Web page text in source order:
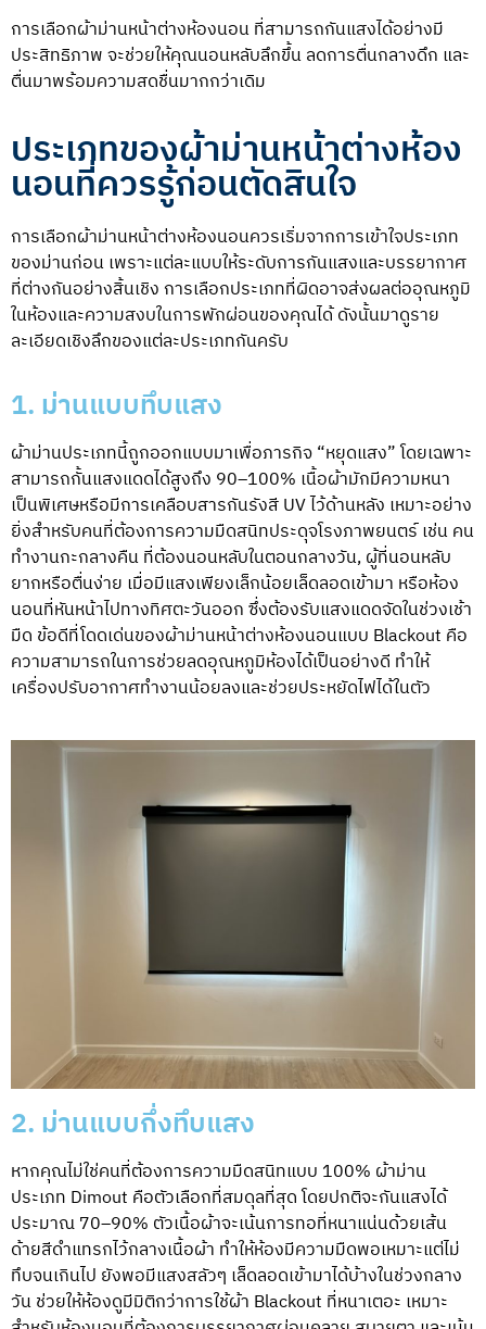
การเลือกผ้าม่านหน้าต่างห้องนอน ที่สามารถกันแสงได้อย่างมี
ประสิทธิภาพ จะช่วยให้คุณนอนหลับลึกขึ้น ลดการตื่นกลางดึก และ
ตื่นมาพร้อมความสดชื่นมากกว่าเดิม
ประเภทของผ้าม่านหน้าต่างห้อง
นอนที่ควรรู้ก่อนตัดสินใจ
การเลือกผ้าม่านหน้าต่างห้องนอนควรเริ่มจากการเข้าใจประเภท
ของม่านก่อน เพราะแต่ละแบบให้ระดับการกันแสงและบรรยากาศ
ที่ต่างกันอย่างสิ้นเชิง การเลือกประเภทที่ผิดอาจส่งผลต่ออุณหภูมิ
ในห้องและความสงบในการพักผ่อนของคุณได้ ดังนั้นมาดูราย
ละเอียดเชิงลึกของแต่ละประเภทกันครับ
1. ม่านแบบทึบแสง
ผ้าม่านประเภทนี้ถูกออกแบบมาเพื่อภารกิจ “หยุดแสง” โดยเฉพาะ
สามารถกั้นแสงแดดได้สูงถึง 90–100% เนื้อผ้ามักมีความหนา
เป็นพิเศษหรือมีการเคลือบสารกันรังสี UV ไว้ด้านหลัง เหมาะอย่าง
ยิ่งสำหรับคนที่ต้องการความมืดสนิทประดุจโรงภาพยนตร์ เช่น คน
ทำงานกะกลางคืน ที่ต้องนอนหลับในตอนกลางวัน, ผู้ที่นอนหลับ
ยากหรือตื่นง่าย เมื่อมีแสงเพียงเล็กน้อยเล็ดลอดเข้ามา หรือห้อง
นอนที่หันหน้าไปทางทิศตะวันออก ซึ่งต้องรับแสงแดดจัดในช่วงเช้า
มืด ข้อดีที่โดดเด่นของผ้าม่านหน้าต่างห้องนอนแบบ Blackout คือ
ความสามารถในการช่วยลดอุณหภูมิห้องได้เป็นอย่างดี ทำให้
เครื่องปรับอากาศทำงานน้อยลงและช่วยประหยัดไฟได้ในตัว
2. ม่านแบบกึ่งทึบแสง
หากคุณไม่ใช่คนที่ต้องการความมืดสนิทแบบ 100% ผ้าม่าน
ประเภท Dimout คือตัวเลือกที่สมดุลที่สุด โดยปกติจะกันแสงได้
ประมาณ 70–90% ตัวเนื้อผ้าจะเน้นการทอที่หนาแน่นด้วยเส้น
ด้ายสีดำแทรกไว้กลางเนื้อผ้า ทำให้ห้องมีความมืดพอเหมาะแต่ไม่
ทึบจนเกินไป ยังพอมีแสงสลัวๆ เล็ดลอดเข้ามาได้บ้างในช่วงกลาง
วัน ช่วยให้ห้องดูมีมิติกว่าการใช้ผ้า Blackout ที่หนาเตอะ เหมาะ